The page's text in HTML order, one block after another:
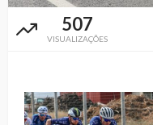
507
VISUALIZAÇÕES